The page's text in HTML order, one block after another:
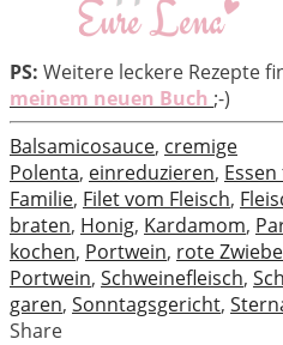
PS: Weitere leckere Rezepte
meinem neuen Buch ;-)
Balsamicosauce, cremige
Polenta, einreduzieren,
Familie, Filet vom Fleisch,
braten, Honig, Kardamom,
kochen, Portwein, rote
Portwein, Schweinefleisch,
garen, Sonntagsgericht,
Share